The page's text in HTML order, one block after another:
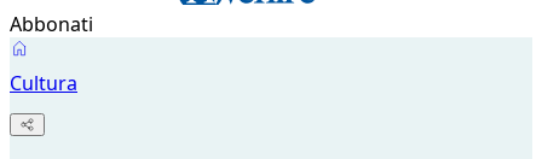
Abbonati
Cultura